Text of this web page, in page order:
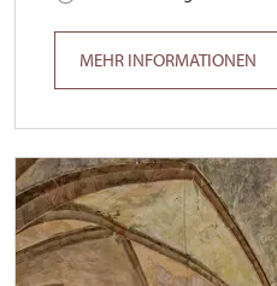
MEHR INFORMATIONEN